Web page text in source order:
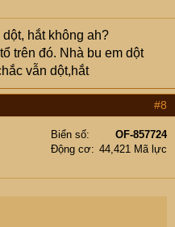
hắt không ah?
trên đó. Nhà bu em dột
vẫn dột,hắt
#8
Biển số
OF-857724
Động cơ
44,421 Mã lực